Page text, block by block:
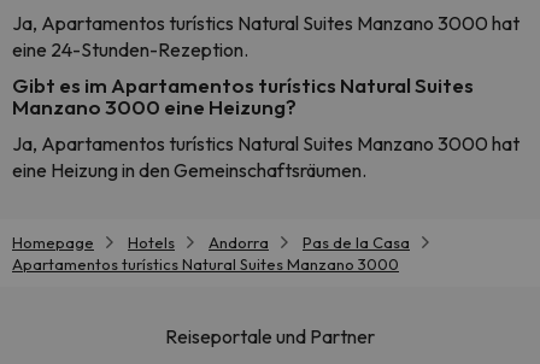
Ja, Apartamentos turístics Natural Suites Manzano 3000 hat
eine 24-Stunden-Rezeption.
Gibt es im Apartamentos turístics Natural Suites
Manzano 3000 eine Heizung?
Ja, Apartamentos turístics Natural Suites Manzano 3000 hat
eine Heizung in den Gemeinschaftsräumen.
Homepage Hotels Andorra
Pas de la Casa
Apartamentos turístics Natural Suites Manzano 3000
Reiseportale und Partner